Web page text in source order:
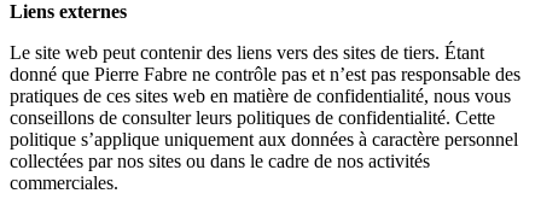
Liens externes
Le site web peut contenir des liens vers des sites de tiers. Étant
donné que Pierre Fabre ne contrôle pas et n’est pas responsable des
pratiques de ces sites web en matière de confidentialité, nous vous
conseillons de consulter leurs politiques de confidentialité. Cette
politique s’applique uniquement aux données à caractère personnel
collectées par nos sites ou dans le cadre de nos activités
commerciales.